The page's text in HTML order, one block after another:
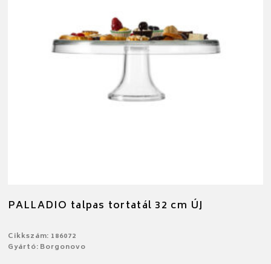
PALLADIO talpas tortatál 32 cm ÚJ
Cikkszám: 186072
Gyártó: Borgonovo